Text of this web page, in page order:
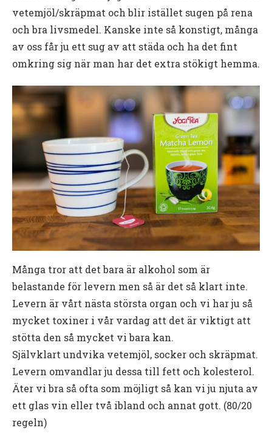
vetemjöl/skräpmat och blir istället sugen på rena
och bra livsmedel. Kanske inte så konstigt, många
av oss får ju ett sug av att städa och ha det fint
omkring sig när man har det extra stökigt hemma.
Många tror att det bara är alkohol som är
belastande för levern men så är det så klart inte.
Levern är vårt nästa största organ och vi har ju så
mycket toxiner i vår vardag att det är viktigt att
stötta den så mycket vi bara kan.
Självklart undvika vetemjöl, socker och skräpmat.
Levern omvandlar ju dessa till fett och kolesterol.
Äter vi bra så ofta som möjligt så kan vi ju njuta av
ett glas vin eller två ibland och annat gott. (80/20
regeln)